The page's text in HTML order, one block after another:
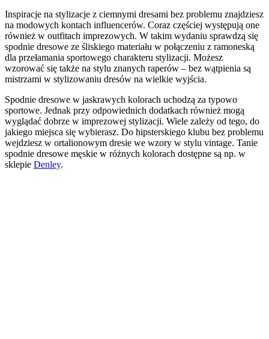
Inspiracje na stylizacje z ciemnymi dresami bez problemu znajdziesz
na modowych kontach influencerów. Coraz częściej występują one
również w outfitach imprezowych. W takim wydaniu sprawdzą się
spodnie dresowe ze śliskiego materiału w połączeniu z ramoneską
dla przełamania sportowego charakteru stylizacji. Możesz
wzorować się także na stylu znanych raperów – bez wątpienia są
mistrzami w stylizowaniu dresów na wielkie wyjścia.
Spodnie dresowe w jaskrawych kolorach uchodzą za typowo
sportowe. Jednak przy odpowiednich dodatkach również mogą
wyglądać dobrze w imprezowej stylizacji. Wiele zależy od tego, do
jakiego miejsca się wybierasz. Do hipsterskiego klubu bez problemu
wejdziesz w ortalionowym dresie we wzory w stylu vintage. Tanie
spodnie dresowe męskie w różnych kolorach dostępne są np. w
sklepie Denley.